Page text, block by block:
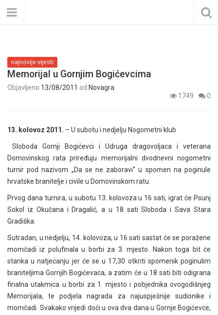
najnovije vijesti
Memorijal u Gornjim Bogićevcima
Objavljeno 13/08/2011 od Novagra
1749
0
13. kolovoz 2011. – U subotu i nedjelju Nogometni klub
Sloboda Gornji Bogićevci i Udruga dragovoljaca i veterana
Domovinskog rata priređuju memorijalni dvodnevni nogometni
turnir pod nazivom „Da se ne zaboravi“ u spomen na poginule
hrvatske branitelje i civile u Domovinskom ratu.
Prvog dana turnira, u subotu 13. kolovoza u 16 sati, igrat će Psunj
Sokol iz Okučana i Dragalić, a u 18 sati Sloboda i Sava Stara
Gradiška.
Sutradan, u nedjelju, 14. kolovoza, u 16 sati sastat će se poražene
momčadi iz polufinala u borbi za 3. mjesto. Nakon toga bit će
stanka u natjecanju jer će se u 17,30 otkriti spomenik poginulim
braniteljima Gornjih Bogićevaca, a zatim će u 18 sati biti odigrana
finalna utakmica u borbi za 1. mjesto i pobjednika ovogodišnjeg
Memorijala, te podjela nagrada za najuspješnije sudionike i
momčadi. Svakako vrijedi doći u ova dva dana u Gornje Bogićevce,